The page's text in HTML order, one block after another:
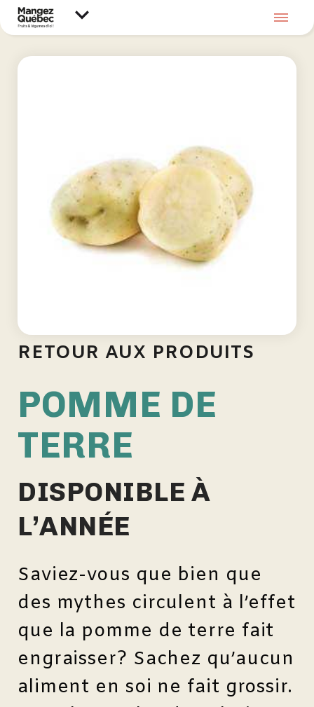
RETOUR AUX PRODUITS
POMME DE
TERRE
DISPONIBLE À
L’ANNÉE
Saviez-vous que bien que
des mythes circulent à l’effet
que la pomme de terre fait
engraisser? Sachez qu’aucun
aliment en soi ne fait grossir.